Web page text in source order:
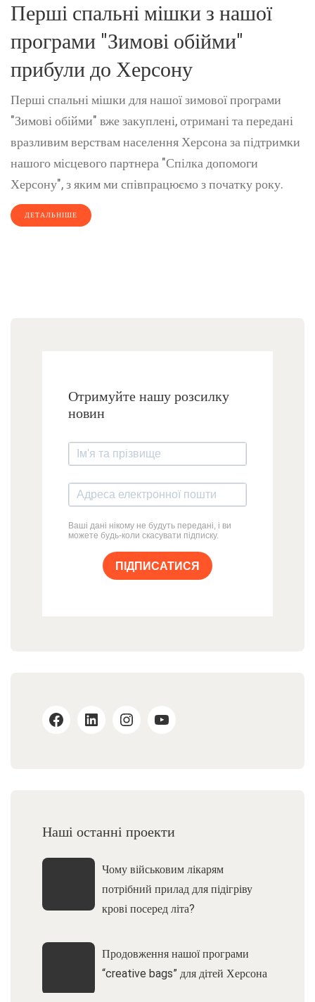
Перші спальні мішки з нашої
програми "Зимові обійми"
прибули до Херсону
Перші спальні мішки для нашої зимової програми
"Зимові обійми" вже закуплені, отримані та передані
вразливим верствам населення Херсона за підтримки
нашого місцевого партнера "Спілка допомоги
Херсону", з яким ми співпрацюємо з початку року.
ДЕТАЛЬНІШЕ
Отримуйте нашу розсилку
новин
Ваші дані нікому не будуть передані, і ви
можете будь-коли скасувати підписку.
ПІДПИСАТИСЯ
Наші останні проекти
Чому військовим лікарям
потрібний прилад для підігріву
крові посеред літа?
Продовження нашої програми
“creative bags” для дітей Херсона